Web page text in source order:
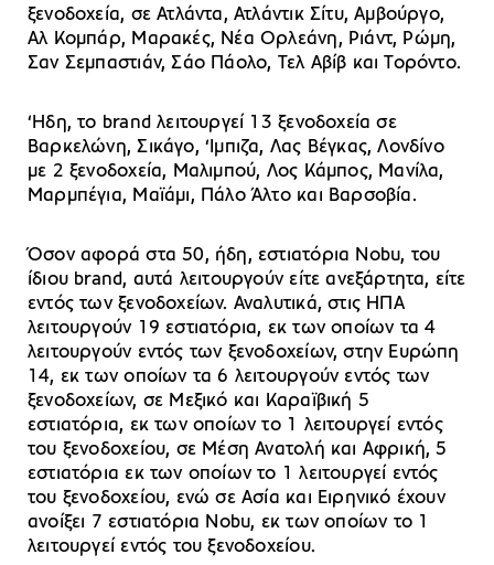
ξενοδοχεία, σε Ατλάντα, Ατλάντικ Σίτυ, Αμβούργο,
Αλ Κομπάρ, Μαρακές, Νέα Ορλεάνη, Ριάντ, Ρώμη,
Σαν Σεμπαστιάν, Σάο Πάολο, Τελ Αβίβ και Τορόντο.
‘Ηδη, το brand λειτουργεί 13 ξενοδοχεία σε
Βαρκελώνη, Σικάγο, ‘Ιμπιζα, Λας Βέγκας, Λονδίνο
με 2 ξενοδοχεία, Μαλιμπού, Λος Κάμπος, Μανίλα,
Μαρμπέγια, Μαϊάμι, Πάλο Άλτο και Βαρσοβία.
Όσον αφορά στα 50, ήδη, εστιατόρια Nobu, του
ίδιου brand, αυτά λειτουργούν είτε ανεξάρτητα, είτε
εντός των ξενοδοχείων. Αναλυτικά, στις ΗΠΑ
λειτουργούν 19 εστιατόρια, εκ των οποίων τα 4
λειτουργούν εντός των ξενοδοχείων, στην Ευρώπη
14, εκ των οποίων τα 6 λειτουργούν εντός των
ξενοδοχείων, σε Μεξικό και Καραϊβική 5
εστιατόρια, εκ των οποίων το 1 λειτουργεί εντός
του ξενοδοχείου, σε Μέση Ανατολή και Αφρική, 5
εστιατόρια εκ των οποίων το 1 λειτουργεί εντός
του ξενοδοχείου, ενώ σε Ασία και Ειρηνικό έχουν
ανοίξει 7 εστιατόρια Nobu, εκ των οποίων το 1
λειτουργεί εντός του ξενοδοχείου.